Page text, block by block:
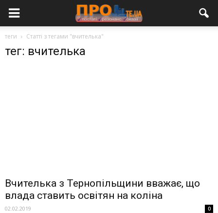
теги Статті з тегами "вчителька"
тег: вчителька
Вчителька з Тернопільщини вважає, що
влада ставить освітян на коліна
02.02.2019 0